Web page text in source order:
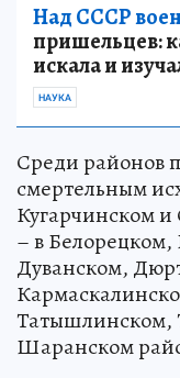
Над СССР
пришельцев:
искала и
НАУКА
Среди районов
смертельным
Кугарчинском
– в
Дуванском,
Татышлинском,
Шаранском